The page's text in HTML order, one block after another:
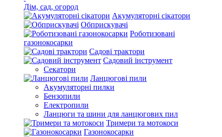
Дім, сад, огород
Акумуляторні сікатори
Обприскувачі
Роботизовані
газонокосарки
Садові трактори
Садовий інструмент
Секатори
Ланцюгові пили
Акумуляторні пилки
Бензопили
Електропили
Ланцюги та шини для ланцюгових пил
Тримери та мотокоси
Газонокосарки